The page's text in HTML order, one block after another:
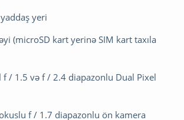
yeri
(microSD kart yerinə SIM kart taxıla
f / 1.5 və f / 2.4 diapazonlu Dual Pixel
f / 1.7 diapazonlu ön kamera